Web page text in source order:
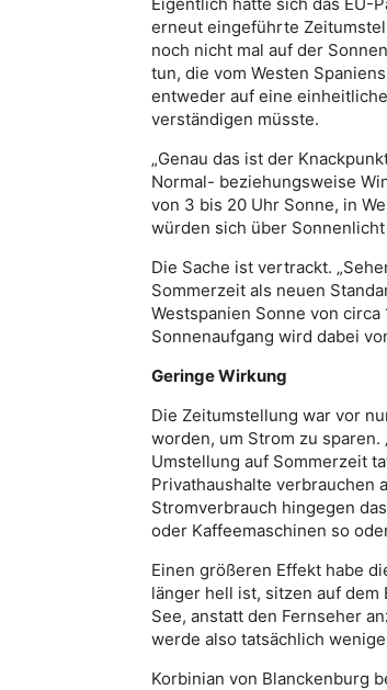
erneut eingeführte
noch nicht mal auf der
tun, die vom Westen
entweder auf eine
verständigen müsste.
„Genau das ist der
Normal- beziehungsweise
von 3 bis 20 Uhr Sonne, in
würden sich über
Die Sache ist vertrackt.
Sommerzeit als neuen
Westspanien Sonne von circa
Sonnenaufgang wird dabei
Geringe Wirkung
Die Zeitumstellung war vor
worden, um Strom zu
Umstellung auf Sommerzeit
Privathaushalte verbrauchen
Stromverbrauch hingegen
oder Kaffeemaschinen so
Einen größeren Effekt habe
länger hell ist, sitzen auf
See, anstatt den Fernseher
werde also tatsächlich
Korbinian von Blanckenburg